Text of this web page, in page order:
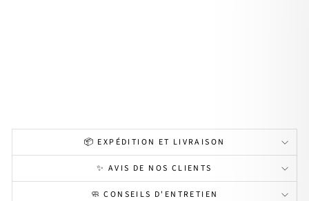
📦 EXPÉDITION ET LIVRAISON
✨ AVIS DE NOS CLIENTS
🧼 CONSEILS D'ENTRETIEN